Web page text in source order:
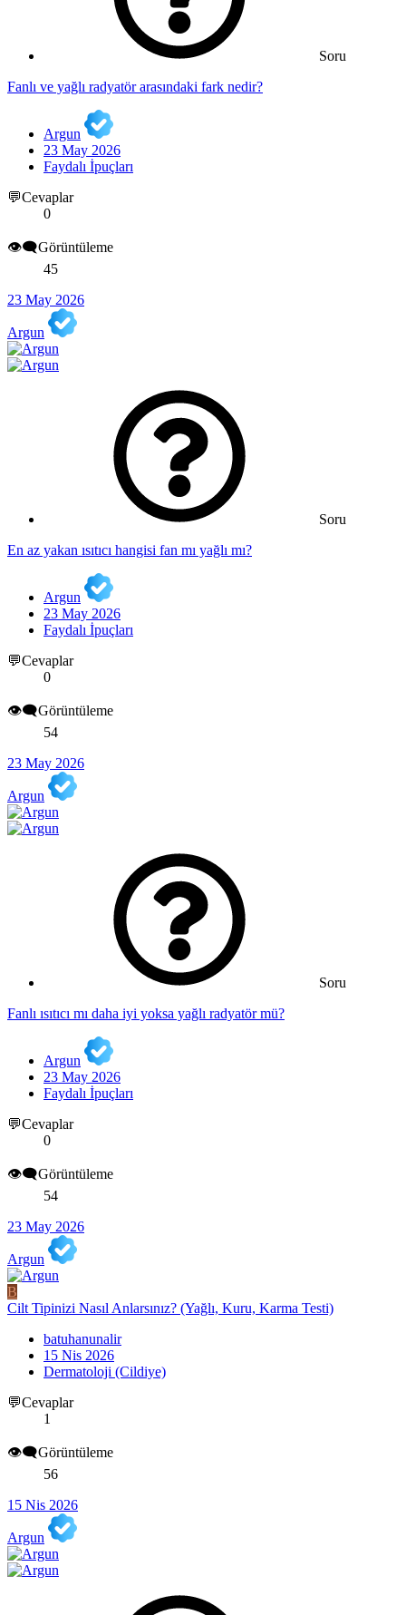
Soru
Fanlı ve yağlı radyatör arasındaki fark nedir?
Argun
23 May 2026
Faydalı İpuçları
💬Cevaplar
0
👁️‍🗨️Görüntüleme
45
23 May 2026
Argun
Soru
En az yakan ısıtıcı hangisi fan mı yağlı mı?
Argun
23 May 2026
Faydalı İpuçları
💬Cevaplar
0
👁️‍🗨️Görüntüleme
54
23 May 2026
Argun
Soru
Fanlı ısıtıcı mı daha iyi yoksa yağlı radyatör mü?
Argun
23 May 2026
Faydalı İpuçları
💬Cevaplar
0
👁️‍🗨️Görüntüleme
54
23 May 2026
Argun
B
Cilt Tipinizi Nasıl Anlarsınız? (Yağlı, Kuru, Karma Testi)
batuhanunalir
15 Nis 2026
Dermatoloji (Cildiye)
💬Cevaplar
1
👁️‍🗨️Görüntüleme
56
15 Nis 2026
Argun